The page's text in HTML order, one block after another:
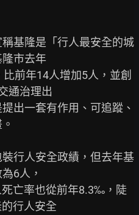
基隆是「行人最安全的城
市去年
前年14人增加5人，並創
通治理出
出一套有作用、可追蹤、
行人安全政績，但去年基
6人，
死亡率也從前年8.3‰，陡
行人安全